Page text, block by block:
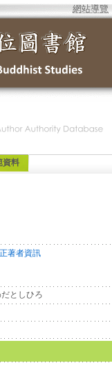
網站導覽
資料
著者資訊
としひろ